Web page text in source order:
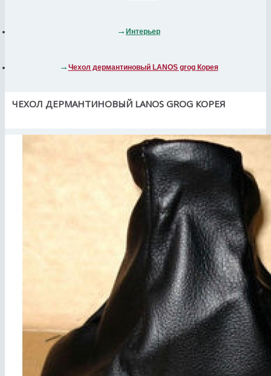
Интерьер
Чехол дермантиновый LANOS grog Корея
ЧЕХОЛ ДЕРМАНТИНОВЫЙ LANOS GROG КОРЕЯ